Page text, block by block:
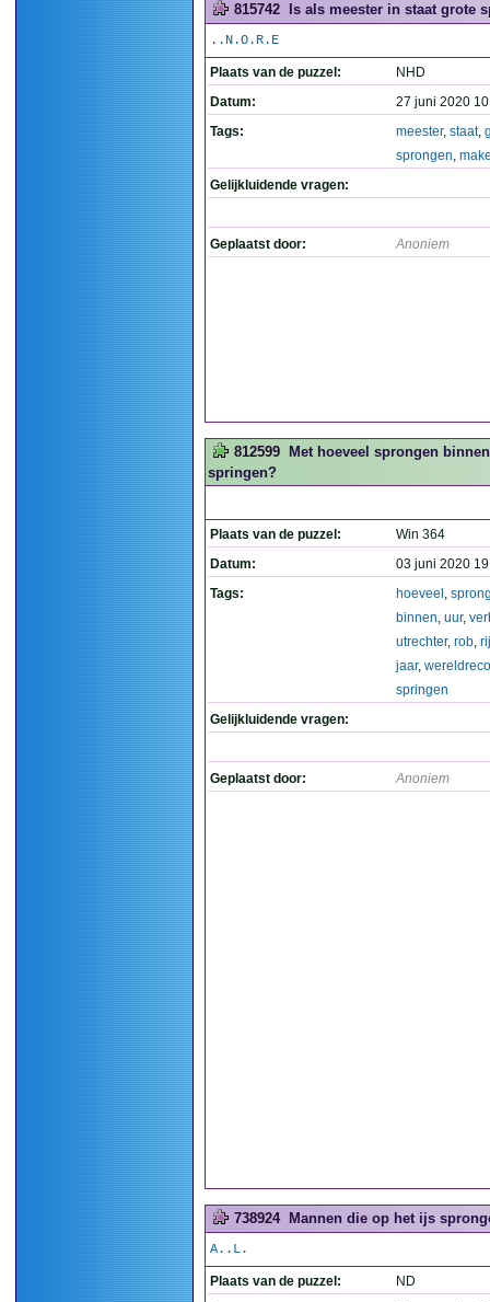
815742 Is als meester in staat grote
..N.O.R.E
Plaats van de puzzel:
NHD
Datum:
27 juni 2020
Tags:
meester, staat,
sprongen,
Gelijkluidende vragen:
Geplaatst door: Anoniem
812599
Met hoeveel sprongen
springen?
Plaats van de puzzel:
Win 364
Datum:
03 juni 2020
Tags:
hoeveel ,
binnen, uur,
utrechter, rob,
jaar,
springen
Gelijkluidende vragen:
Geplaatst door: Anoniem
738924 Mannen die op het ijs
A..L.
Plaats van de puzzel:
ND